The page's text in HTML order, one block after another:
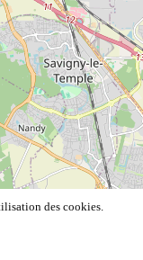
des cookies.